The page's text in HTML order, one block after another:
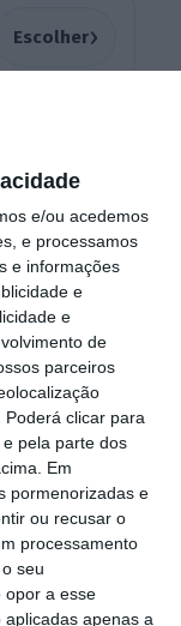
e/ou acedemos
e processamos
e informações
e
e
de
parceiros
Poderá clicar para
pela parte dos
Em
pormenorizadas e
ou recusar o
processamento
seu
opor a esse
aplicadas apenas a
Escolher›
professores
eram
com a
se os